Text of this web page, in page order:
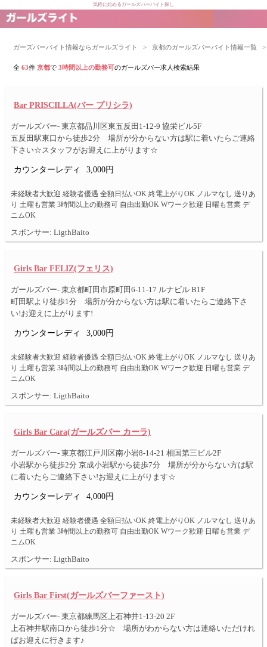
気軽に始めるガールズバーバイト探し
ガーズバーバイト情報ならガールズライト > 京都のガールズバーバイト情報一覧 >
全63件京都で3時間以上の勤務可のガールズバー求人検索結果
Bar PRISCILLA(バー プリシラ)
ガールズバー- 東京都品川区東五反田1-12-9 協栄ビル5F
五反田駅東口から徒歩2分 場所が分からない方は駅に着いたらご連絡
下さい☆スタッフがお迎えに上がります☆
カウンターレディ 3,000円
未経験者大歓迎 経験者優遇 全額日払いOK 終電上がりOK ノルマなし 送りあ
り 土曜も営業 3時間以上の勤務可 自由出勤OK Wワーク歓迎 日曜も営業 デ
ニムOK
スポンサー: LigthBaito
Girls Bar FELIZ(フェリス)
ガールズバー- 東京都町田市原町田6-11-17 ルナビル B1F
町田駅より徒歩1分 場所が分からない方は駅に着いたらご連絡下さ
い!お迎えに上がります!
カウンターレディ 3,000円
未経験者大歓迎 経験者優遇 全額日払いOK 終電上がりOK ノルマなし 送りあ
り 土曜も営業 3時間以上の勤務可 自由出勤OK Wワーク歓迎 日曜も営業 デ
ニムOK
スポンサー: LigthBaito
Girls Bar Cara(ガールズバー カーラ)
ガールズバー- 東京都江戸川区南小岩8-14-21 相国第三ビル2F
小岩駅から徒歩2分 京成小岩駅から徒歩7分 場所が分からない方は駅
に着いたらご連絡下さい!お迎えに上がります☆
カウンターレディ 4,000円
未経験者大歓迎 経験者優遇 全額日払いOK 終電上がりOK ノルマなし 送りあ
り 土曜も営業 3時間以上の勤務可 自由出勤OK Wワーク歓迎 日曜も営業 デ
ニムOK
スポンサー: LigthBaito
Girls Bar First(ガールズバーファースト)
ガールズバー- 東京都練馬区上石神井1-13-20 2F
上石神井駅南口から徒歩1分☆ 場所がわからない方は連絡いただけれ
ばお迎えに行きます♪